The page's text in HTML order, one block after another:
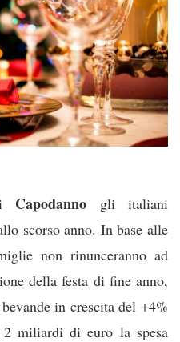
Capodanno gli italiani
scorso anno. In base alle
non rinunceranno ad
della festa di fine anno,
in crescita del +4%
miliardi di euro la spesa